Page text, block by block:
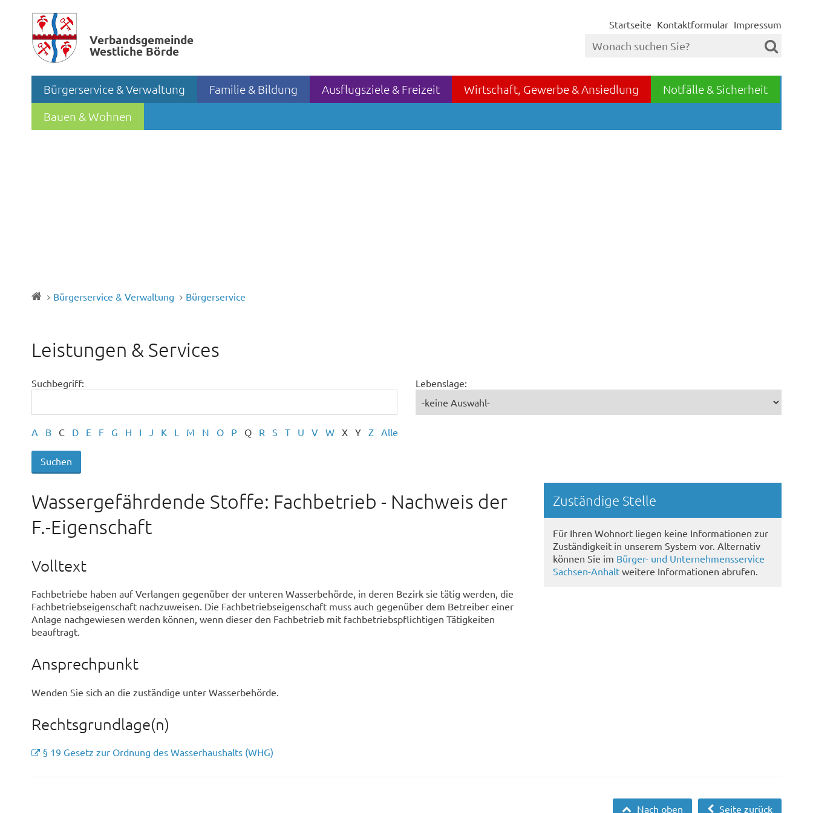
Verbands­gemeinde
Westliche Börde
Startseite Kontaktformular Impressum
Bürgerservice & Verwaltung Familie & Bildung Ausflugsziele & Freizeit Wirtschaft, Gewerbe & Ansiedlung
Notfälle & Sicherheit
Bauen & Wohnen
Bürgerservice & Verwaltung Bürgerservice
Leistungen & Services
Suchbegriff: Lebenslage:
A B C D E F G H I J K L M N O P Q R S T U V W X Y Z Alle
Wassergefährdende Stoffe: Fachbetrieb - Nachweis der
F.-Eigenschaft
Volltext
Fachbetriebe haben auf Verlangen gegenüber der unteren Wasserbehörde, in deren Bezirk sie tätig werden, die
Fachbetriebseigenschaft nachzuweisen. Die Fachbetriebseigenschaft muss auch gegenüber dem Betreiber einer
Anlage nachgewiesen werden können, wenn dieser den Fachbetrieb mit fachbetriebspflichtigen Tätigkeiten
beauftragt.
Ansprechpunkt
Wenden Sie sich an die zuständige unter Wasserbehörde.
Rechtsgrundlage(n)
§ 19 Gesetz zur Ordnung des Wasserhaushalts (WHG)
Randspalte
Zuständige Stelle
Für Ihren Wohnort liegen keine Informationen zur
Zuständigkeit in unserem System vor. Alternativ
können Sie im Bürger- und Unternehmensservice
Sachsen-Anhaltweitere Informationen abrufen.
Seite zurück
Nach oben